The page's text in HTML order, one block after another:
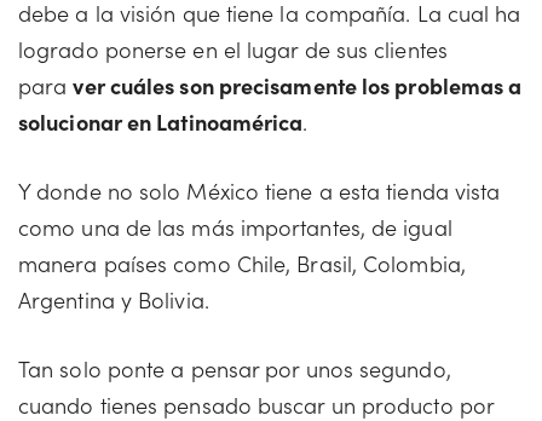
debe a la visión que tiene la compañía. La cual ha
logrado ponerse en el lugar de sus clientes
paraver cuáles son precisamente los problemas a
solucionar en Latinoamérica.
Y donde no solo México tiene a esta tienda vista
como una de las más importantes, de igual
manera países como Chile, Brasil, Colombia,
Argentina y Bolivia.
Tan solo ponte a pensar por unos segundo,
cuando tienes pensado buscar un producto por